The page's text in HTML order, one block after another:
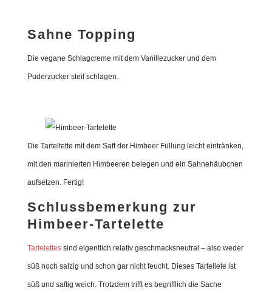
Sahne Topping
Die vegane Schlagcreme mit dem Vanillezucker und dem
Puderzucker steif schlagen.
Die Tarteltette mit dem Saft der Himbeer Füllung leicht eintränken,
mit den marinierten Himbeeren belegen und ein Sahnehäubchen
aufsetzen. Fertig!
Schlussbemerkung zur
Himbeer-Tartelette
Tartelettessind eigentlich relativ geschmacksneutral – also weder
süß noch salzig und schon gar nicht feucht. Dieses Tartellete ist
süß und saftig weich. Trotzdem trifft es begrifflich die Sache